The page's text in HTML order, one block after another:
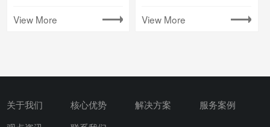
View More View More
关于我们 核心优势 解决方案
服务案例